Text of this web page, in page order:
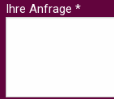
Ihre Anfrage *